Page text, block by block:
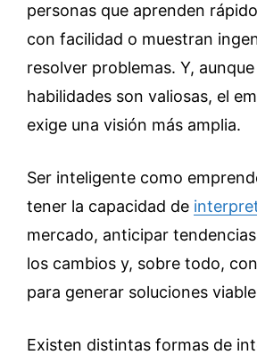
personas que aprenden
con facilidad o muestran
resolver problemas. Y, aunque
habilidades son valiosas, el
exige una visión más amplia.
Ser inteligente como
tener la capacidad de
mercado, anticipar
los cambios y, sobre todo,
para generar soluciones
Existen distintas formas de